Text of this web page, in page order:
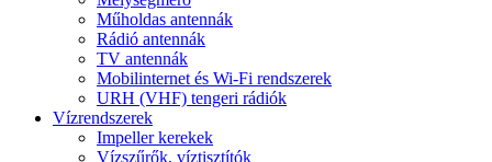
Műholdas antennák
Rádió antennák
TV antennák
Mobilinternet és Wi-Fi rendszerek
URH (VHF) tengeri rádiók
Vízrendszerek
Impeller kerekek
Vízszűrők, víztisztítók